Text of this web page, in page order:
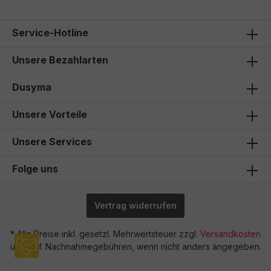
Service-Hotline
Unsere Bezahlarten
Dusyma
Unsere Vorteile
Unsere Services
Folge uns
Vertrag widerrufen
* Alle Preise inkl. gesetzl. Mehrwertsteuer zzgl. Versandkosten
und ggf. Nachnahmegebühren, wenn nicht anders angegeben.